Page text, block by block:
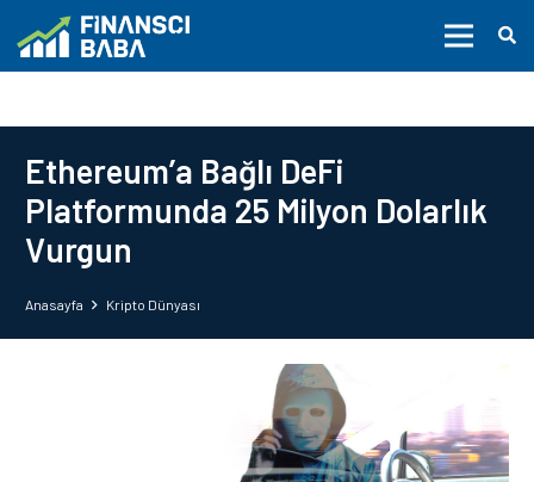
Ethereum’a Bağlı DeFi
Platformunda 25 Milyon Dolarlık
Vurgun
Anasayfa Kripto Dünyası